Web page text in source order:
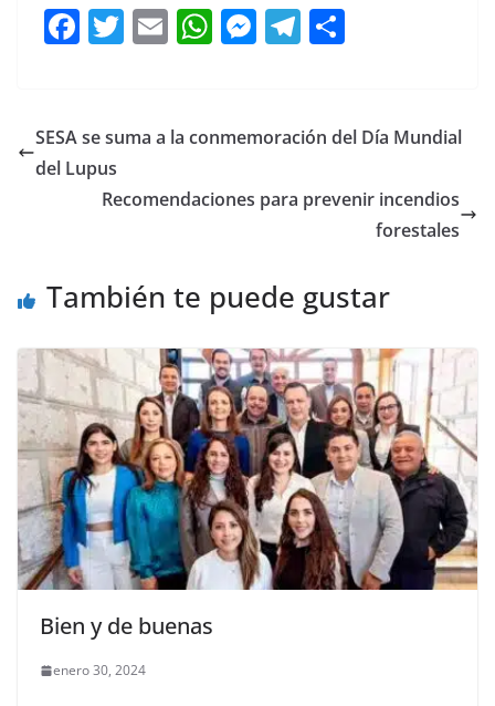
F
a
e
b
T
w
er
E
m
l
W
h
s
p
M
e
e
g
T
el
gr
m
p
tir
SESA se suma a la conmemoración del Día Mundial
del Lupus
Recomendaciones para prevenir incendios
forestales
También te puede gustar
Bien y de buenas
enero 30, 2024